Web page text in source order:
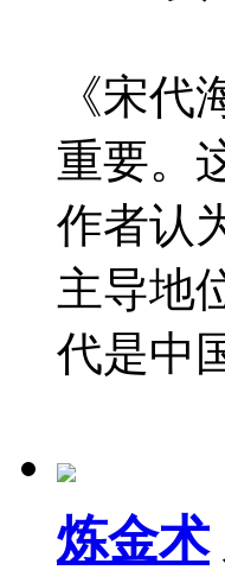
《宋
重要。
作者认
主导地
代是中
炼金术